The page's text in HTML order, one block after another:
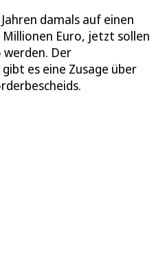
damals auf einen
Millionen Euro, jetzt sollen
werden. Der
es eine Zusage über